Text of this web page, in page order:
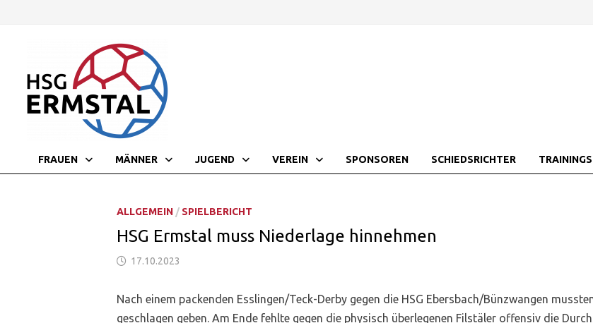
FRAUEN MÄNNER JUGEND VEREIN SPONSOREN SCHIEDSRICHTER
ALLGEMEIN / SPIELBERICHT
HSG Ermstal muss Niederlage hinnehmen
17.10.2023
Nach einem packenden Esslingen/Teck-Derby gegen die HSG Ebersbach/Bünzwangen
geschlagen geben. Am Ende fehlte gegen die physisch überlegenen Filstäler offensiv die